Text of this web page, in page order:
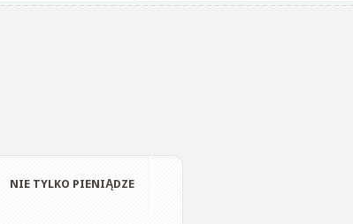
NIE TYLKO PIENIĄDZE